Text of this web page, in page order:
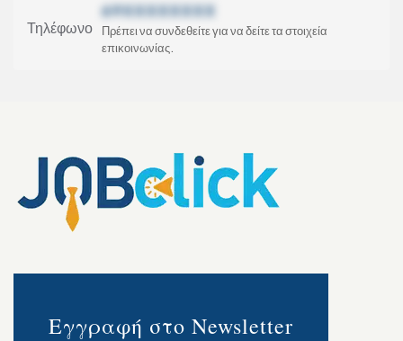
Τηλέφωνο
69XXXXXXXX
Πρέπει να συνδεθείτε για να δείτε τα στοιχεία
επικοινωνίας.
Εγγραφή στο Newsletter